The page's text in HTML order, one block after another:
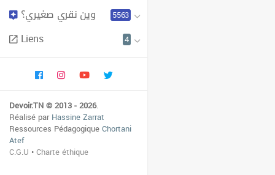
وين نقري صغيري؟ 5563
Liens 4
Devoir.TN © 2013 - 2026.
Réalisé parHassine Zarrat
Ressources PédagogiqueChortani
Atef
C.G.U •Charte éthique